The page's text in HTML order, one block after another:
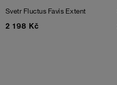
Svetr Fluctus Favis Extent
2 198 Kč